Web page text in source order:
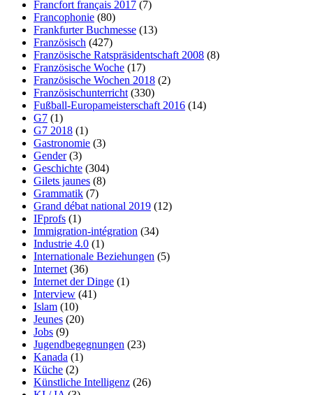
Francfort français 2017 (7)
Francophonie (80)
Frankfurter Buchmesse (13)
Französisch (427)
Französische Ratspräsidentschaft 2008 (8)
Französische Woche (17)
Französische Wochen 2018 (2)
Französischunterricht (330)
Fußball-Europameisterschaft 2016 (14)
G7 (1)
G7 2018 (1)
Gastronomie (3)
Gender(3)
Geschichte (304)
Gilets jaunes (8)
Grammatik (7)
Grand débat national 2019 (12)
IFprofs (1)
Immigration-intégration (34)
Industrie 4.0 (1)
Internationale Beziehungen (5)
Internet (36)
Internet der Dinge (1)
Interview (41)
Islam (10)
Jeunes (20)
Jobs (9)
Jugendbegegnungen (23)
Kanada (1)
Küche (2)
Künstliche Intelligenz (26)